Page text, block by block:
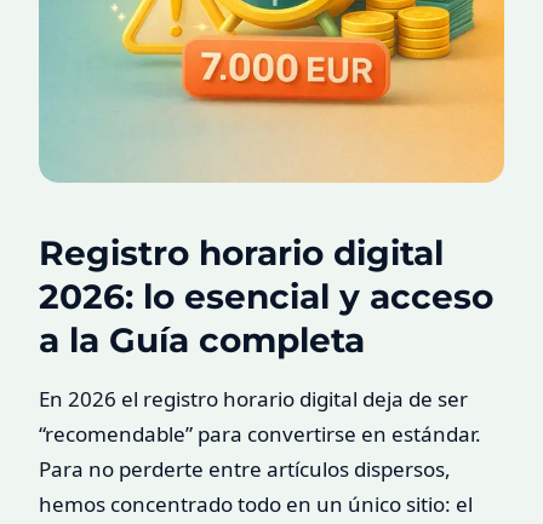
Registro horario digital
2026: lo esencial y acceso
a la Guía completa
En 2026 el registro horario digital deja de ser
“recomendable” para convertirse en estándar.
Para no perderte entre artículos dispersos,
hemos concentrado todo en un único sitio: el